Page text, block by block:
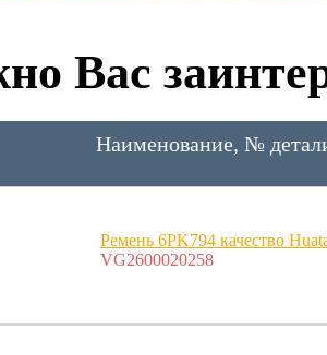
Вас
Наименование, №
Ремень 6PK794 качество
VG2600020258